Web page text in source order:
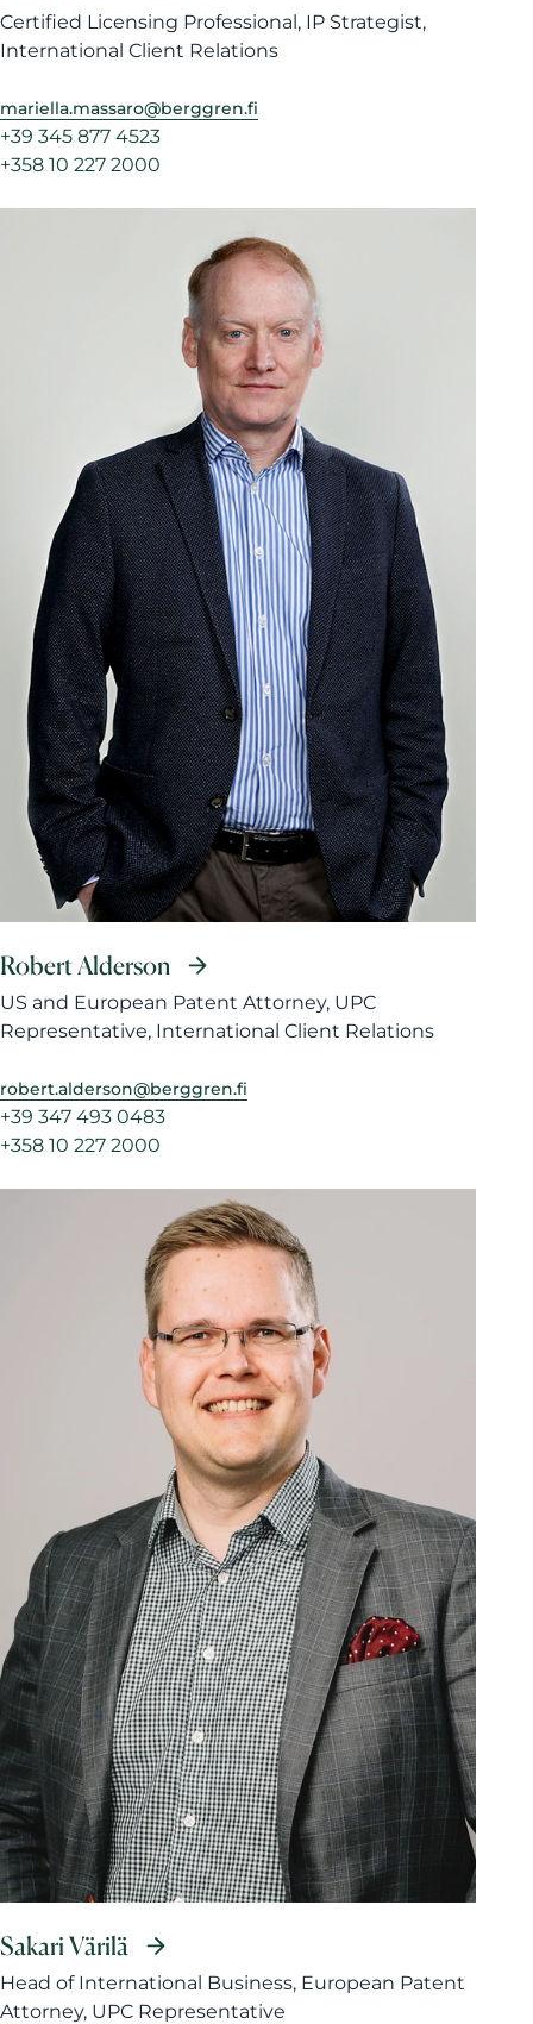
Certified Licensing Professional, IP Strategist,
International Client Relations
mariella.massaro@berggren.fi
+39 345 877 4523
+358 10 227 2000
Robert Alderson
US and European Patent Attorney, UPC
Representative, International Client Relations
robert.alderson@berggren.fi
+39 347 493 0483
+358 10 227 2000
Sakari Värilä
Head of International Business, European Patent
Attorney, UPC Representative